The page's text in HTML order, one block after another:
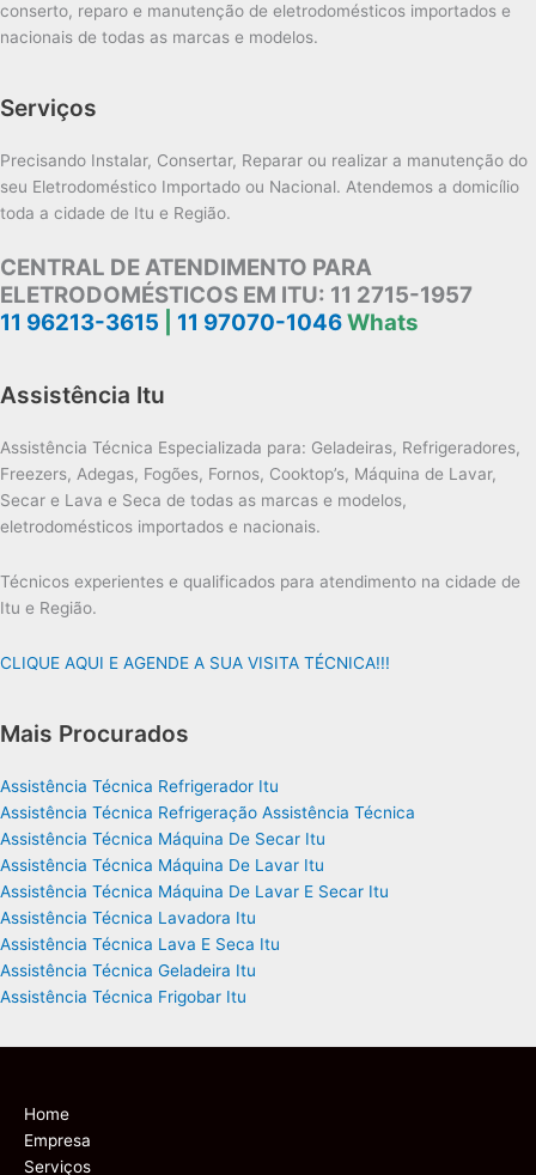
conserto, reparo e manutenção de eletrodomésticos importados e
nacionais de todas as marcas e modelos.
Serviços
Precisando Instalar, Consertar, Reparar ou realizar a manutenção do
seu Eletrodoméstico Importado ou Nacional. Atendemos a domicílio
toda a cidade de Itu e Região.
CENTRAL DE ATENDIMENTO PARA
ELETRODOMÉSTICOS EM ITU: 11 2715-1957
11 96213-3615
11 97070-1046Whats
Assistência Itu
Assistência Técnica Especializada para: Geladeiras, Refrigeradores,
Freezers, Adegas, Fogões, Fornos, Cooktop’s, Máquina de Lavar,
Secar e Lava e Seca de todas as marcas e modelos,
eletrodomésticos importados e nacionais.
Técnicos experientes e qualificados para atendimento na cidade de
Itu e Região.
CLIQUE AQUI E AGENDE A SUA VISITA TÉCNICA!!!
Mais Procurados
Assistência Técnica Refrigerador Itu
Assistência Técnica Refrigeração Assistência Técnica
Assistência Técnica Máquina De Secar Itu
Assistência Técnica Máquina De Lavar Itu
Assistência Técnica Máquina De Lavar E Secar Itu
Assistência Técnica Lavadora Itu
Assistência Técnica Lava E Seca Itu
Assistência Técnica Geladeira Itu
Assistência Técnica Frigobar Itu
Home
Empresa
Serviços